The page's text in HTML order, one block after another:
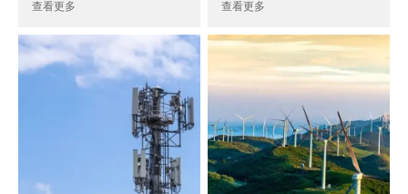
查看更多 查看更多